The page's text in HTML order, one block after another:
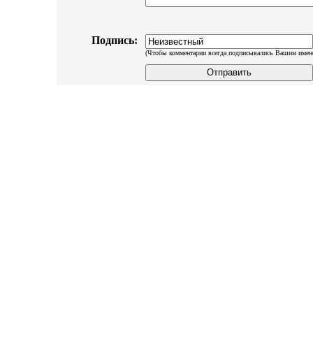
Подпись:
(Чтобы комментарии всегда подписывались Вашим